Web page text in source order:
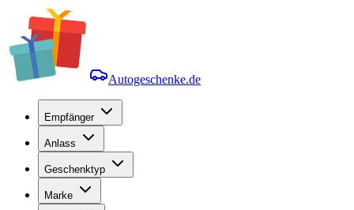
Autogeschenke.de
Empfänger
Anlass
Geschenktyp
Marke